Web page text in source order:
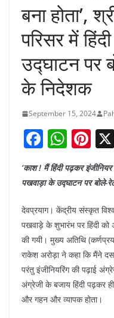
बना होता’,
परिसर में
उद्घाटन पर
के निदेशक
September 15, 2024
F
a
c
b
o
o
k
W
at
A
p
p
Pi
nt
er
st
‘काश ! मैं हिंदी पढ़कर इंजीनियर
पखवाड़ा के उद्घाटन पर बोले-
देवप्रयाग। केंद्रीय संस्कृत
पखवाड़े के शुभारंभ पर हिंदी
की गयी। मुख्य अतिथि
राकेश अरोड़ा ने कहा कि मैंने
परंतु इंजीनियरिंग की पढ़ाई
अंग्रेजी के बजाय हिंदी पढ़कर ही
और गहन और व्यापक होता।